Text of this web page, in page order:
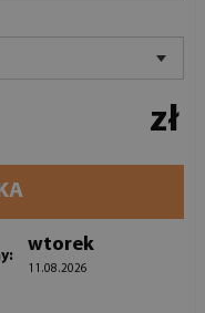
zł
wtorek
11.08.2026